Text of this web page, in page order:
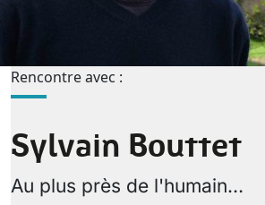
Rencontre avec :
Sylvain Bouttet
Au plus près de l'humain…